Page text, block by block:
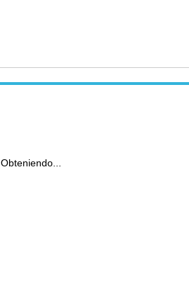
Obteniendo...